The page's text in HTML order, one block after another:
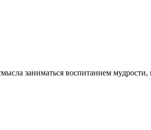
заниматься воспитанием